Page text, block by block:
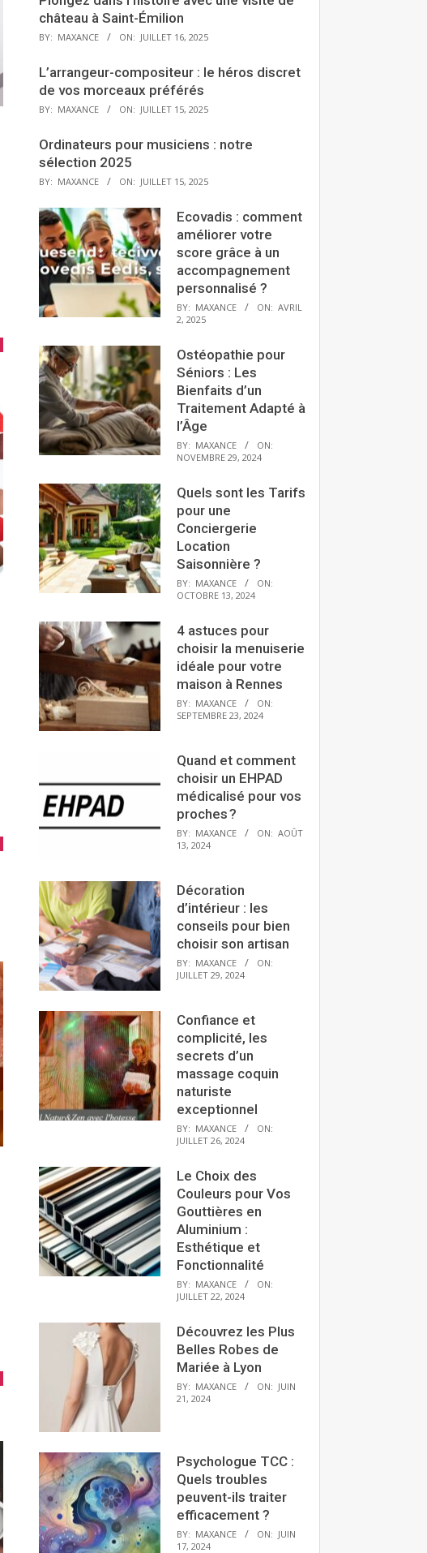
château à Saint-Émilion
BY: MAXANCE ON: JUILLET 16, 2025
L’arrangeur-compositeur : le héros discret
de vos morceaux préférés
BY: MAXANCE ON: JUILLET 15, 2025
Ordinateurs pour musiciens : notre
sélection 2025
BY: MAXANCE ON: JUILLET 15, 2025
Ecovadis : comment
améliorer votre
score grâce à un
accompagnement
personnalisé ?
BY: MAXANCE ON: AVRIL
2, 2025
Ostéopathie pour
Séniors : Les
Bienfaits d’un
Traitement Adapté à
l’Âge
BY: MAXANCE
ON:
NOVEMBRE 29, 2024
Quels sont les Tarifs
pour une
Conciergerie
Location
Saisonnière ?
BY: MAXANCE
ON:
OCTOBRE 13, 2024
4 astuces pour
choisir la menuiserie
idéale pour votre
maison à Rennes
BY: MAXANCE
ON:
SEPTEMBRE 23, 2024
Quand et comment
choisir un EHPAD
médicalisé pour vos
proches ?
BY: MAXANCE ON: AOÛT
13, 2024
Décoration
d’intérieur : les
conseils pour bien
choisir son artisan
BY: MAXANCE
ON:
JUILLET 29, 2024
Confiance et
complicité, les
secrets d’un
massage coquin
naturiste
exceptionnel
BY: MAXANCE
ON:
JUILLET 26, 2024
Le Choix des
Couleurs pour Vos
Gouttières en
Aluminium :
Esthétique et
Fonctionnalité
BY: MAXANCE
ON:
JUILLET 22, 2024
Découvrez les Plus
Belles Robes de
Mariée à Lyon
BY: MAXANCE ON: JUIN
21, 2024
Psychologue TCC :
Quels troubles
peuvent-ils traiter
efficacement ?
BY: MAXANCE ON: JUIN
17, 2024